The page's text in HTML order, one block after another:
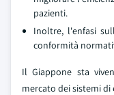
pazienti.
Inoltre, l'enfasi
conformità
Il Giappone sta
mercato dei sistemi